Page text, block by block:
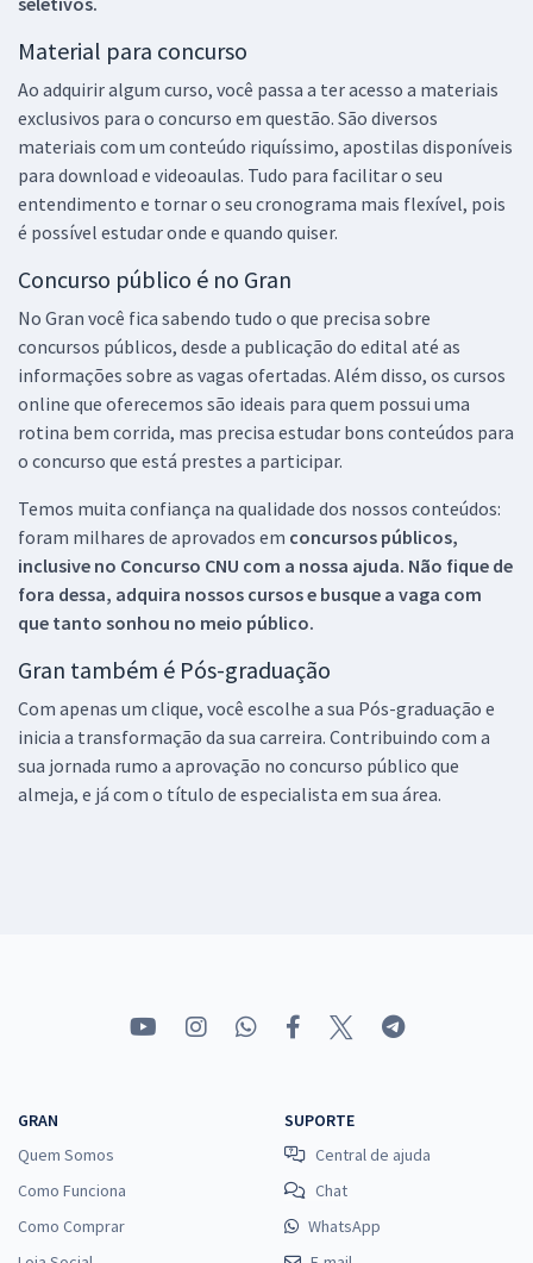
Material para concurso
Ao adquirir algum curso, você passa a ter acesso a materiais
exclusivos para o concurso em questão. São diversos
materiais com um conteúdo riquíssimo, apostilas disponíveis
para download e videoaulas. Tudo para facilitar o seu
entendimento e tornar o seu cronograma mais flexível, pois
é possível estudar onde e quando quiser.
Concurso público é no Gran
No Gran você fica sabendo tudo o que precisa sobre
concursos públicos, desde a publicação do edital até as
informações sobre as vagas ofertadas. Além disso, os cursos
online que oferecemos são ideais para quem possui uma
rotina bem corrida, mas precisa estudar bons conteúdos para
o concurso que está prestes a participar.
Temos muita confiança na qualidade dos nossos conteúdos:
foram milhares de aprovados em concursos públicos,
inclusive no Concurso CNU com a nossa ajuda. Não fique de
fora dessa, adquira nossos cursos e busque a vaga com
que tanto sonhou no meio público.
Gran também é Pós-graduação
Com apenas um clique, você escolhe a sua Pós-graduação e
inicia a transformação da sua carreira. Contribuindo com a
sua jornada rumo a aprovação no concurso público que
almeja, e já com o título de especialista em sua área.
GRAN
Quem Somos
Como Funciona
Como Comprar
SUPORTE
Central de ajuda
Chat
WhatsApp